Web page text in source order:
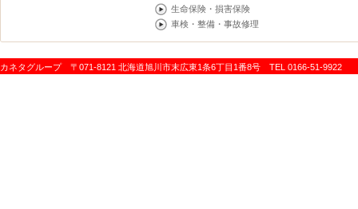
生命保険・損害保険
車検・整備・事故修理
カネタグループ 〒071-8121 北海道旭川市末広東1条6丁目1番8号 TEL 0166-51-9922